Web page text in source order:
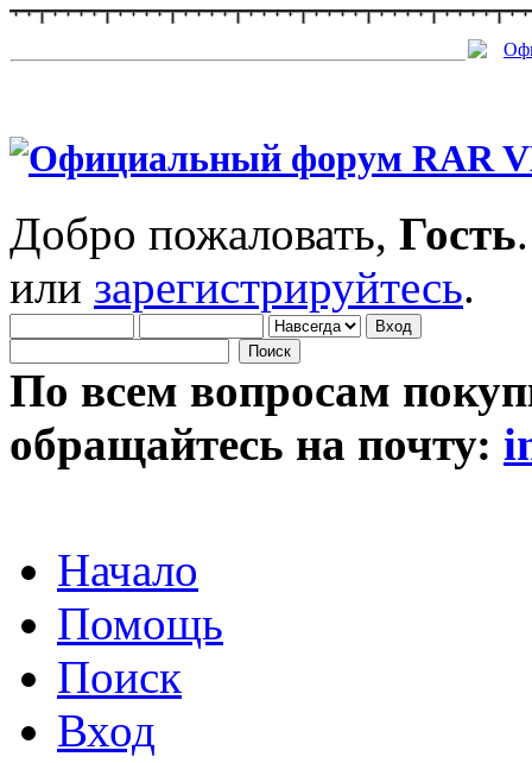
Добро пожаловать, Гость
или зарегистрируйтесь.
По всем вопросам
обращайтесь на почту:
Начало
Помощь
Поиск
Вход